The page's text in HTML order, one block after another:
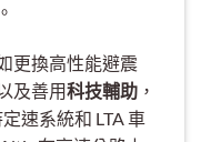
更換高性能避震
及善用科技輔助 ，
速系統和 LTA 車